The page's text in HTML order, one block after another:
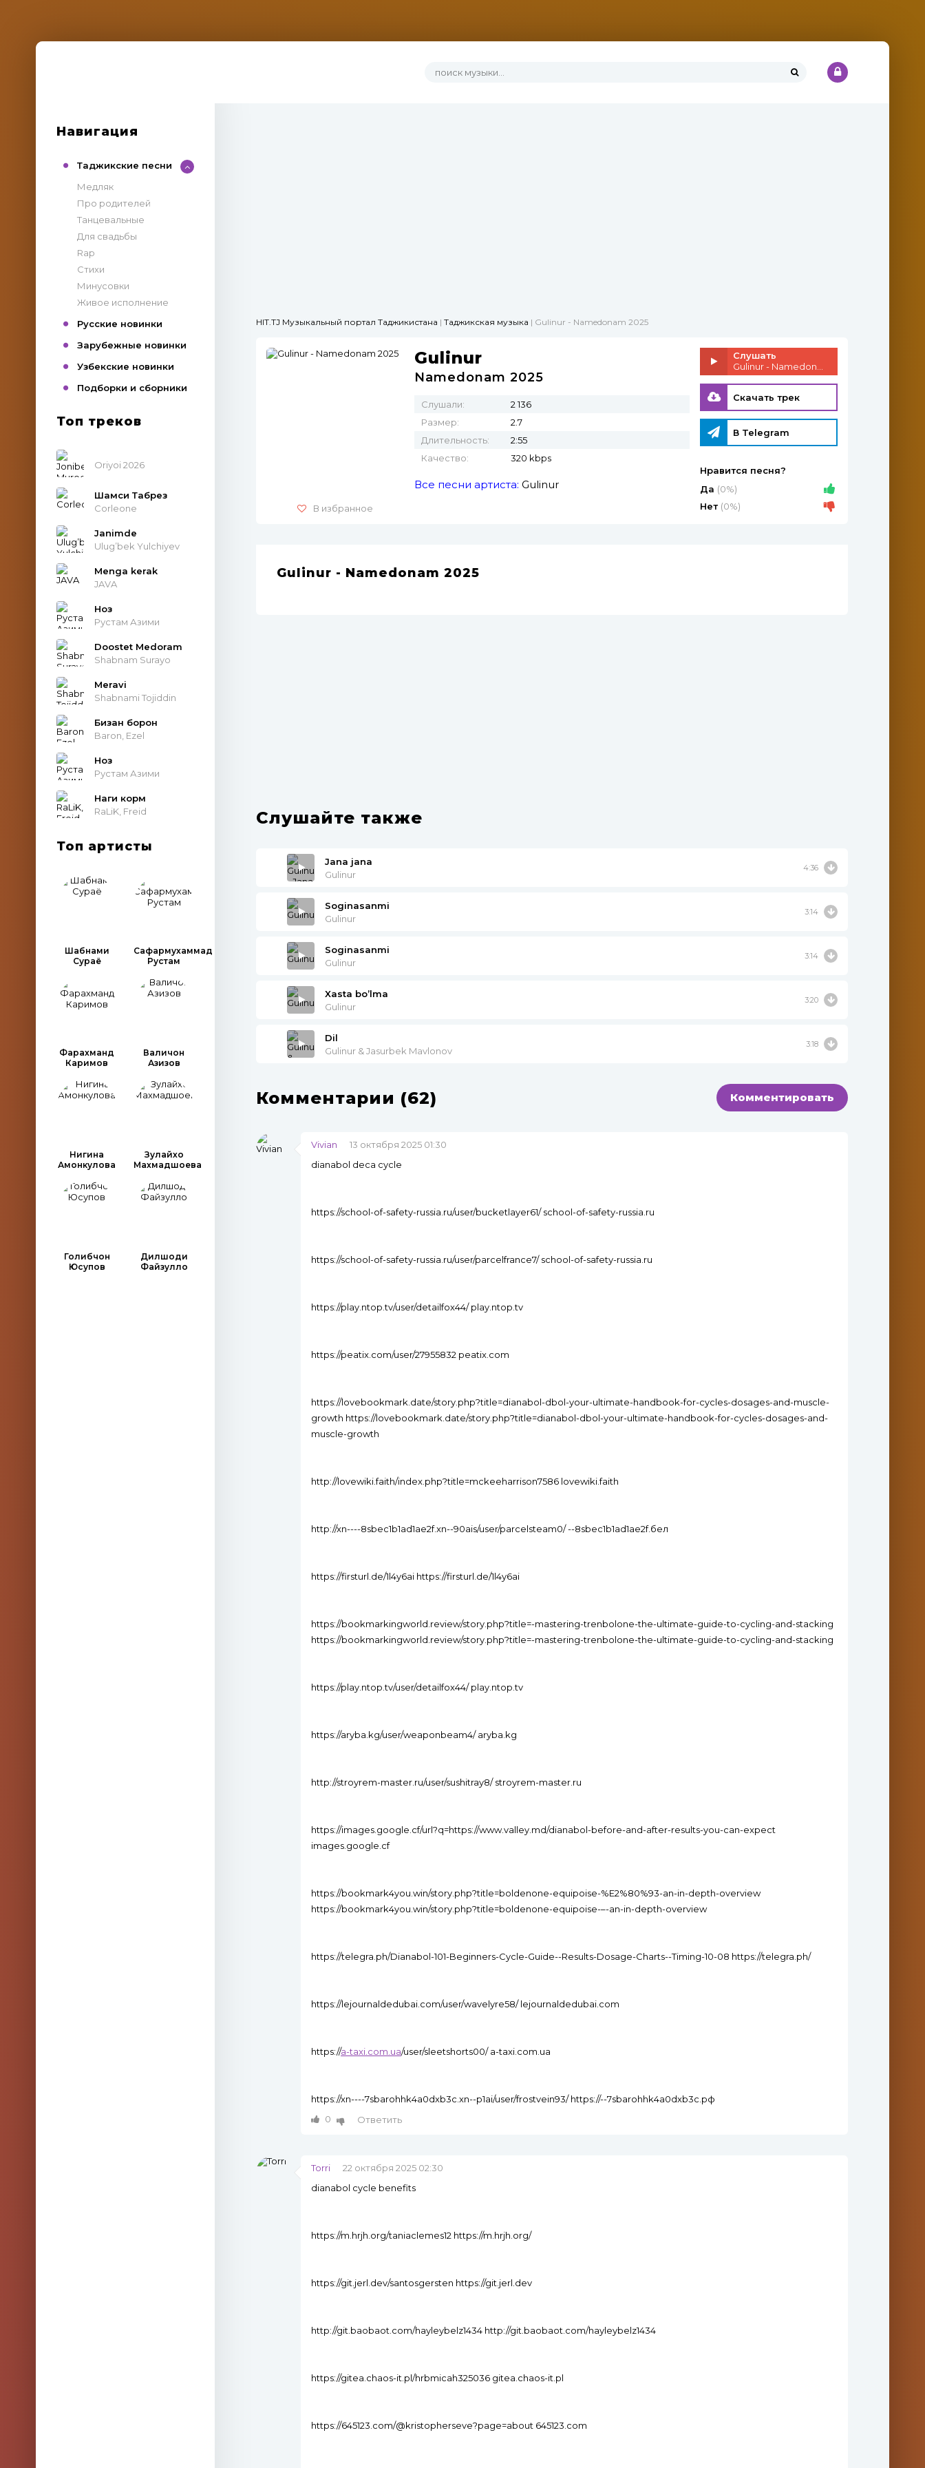
Навигация
Таджикские песни
Медляк
Про родителей
Танцевальные
Для свадьбы
Rap
Стихи
Минусовки
Живое исполнение
Русские новинки
Зарубежные новинки
Узбекские новинки
Подборки и сборники
Топ треков
Oriyoi 2026
Шамси Табрез
Corleone
Janimde
Ulug’bek Yulchiyev
Menga kerak
JAVA
Ноз
Рустам Азими
Doostet Medoram
Shabnam Surayo
Meravi
Shabnami Tojiddin
Бизан борон
Baron, Ezel
Ноз
Рустам Азими
Наги корм
RaLiK, Freid
Топ артисты
Шабнами
Сураё
Сафармухаммад
Рустам
Фарахманд
Каримов
Валичон
Азизов
Нигина
Амонкулова
Зулайхо
Махмадшоева
Голибчон
Юсупов
Дилшоди
Файзулло
HIT.TJ Музыкальный портал Таджикистана | Таджикская музыка | Gulinur - Namedonam 2025
В избранное
Gulinur
Namedonam 2025
Слушали:
2 136
Размер:
2.7
Длительность:
2:55
Качество:
320 kbps
Все песни артиста: Gulinur
Слушать
Скачать трек
В Telegram
Нравится песня?
Да (0%)
Нет (0%)
Gulinur - Namedonam 2025
Слушайте также
Jana jana
Gulinur
4:36
Soginasanmi
Gulinur
3:14
Soginasanmi
Gulinur
3:14
Xasta bo’lma
Gulinur
3:20
Dil
Gulinur & Jasurbek Mavlonov
3:18
Комментарии (62) Комментировать
Vivian
13 октября 2025 01:30
dianabol deca cycle
https://school-of-safety-russia.ru/user/bucketlayer61/ school-of-safety-russia.ru
https://school-of-safety-russia.ru/user/parcelfrance7/ school-of-safety-russia.ru
https://play.ntop.tv/user/detailfox44/ play.ntop.tv
https://peatix.com/user/27955832 peatix.com
https://lovebookmark.date/story.php?title=dianabol-dbol-your-ultimate-handbook-for-cycles-dosages-and-muscle-
growth https://lovebookmark.date/story.php?title=dianabol-dbol-your-ultimate-handbook-for-cycles-dosages-and-
muscle-growth
http://lovewiki.faith/index.php?title=mckeeharrison7586 lovewiki.faith
http://xn----8sbec1b1ad1ae2f.xn--90ais/user/parcelsteam0/ --8sbec1b1ad1ae2f.бел
https://firsturl.de/1l4y6ai https://firsturl.de/1l4y6ai
https://bookmarkingworld.review/story.php?title=-mastering-trenbolone-the-ultimate-guide-to-cycling-and-stacking
https://bookmarkingworld.review/story.php?title=-mastering-trenbolone-the-ultimate-guide-to-cycling-and-stacking
https://play.ntop.tv/user/detailfox44/ play.ntop.tv
https://aryba.kg/user/weaponbeam4/ aryba.kg
http://stroyrem-master.ru/user/sushitray8/ stroyrem-master.ru
https://images.google.cf/url?q=https://www.valley.md/dianabol-before-and-after-results-you-can-expect
images.google.cf
https://bookmark4you.win/story.php?title=boldenone-equipoise-%E2%80%93-an-in-depth-overview
https://bookmark4you.win/story.php?title=boldenone-equipoise-–-an-in-depth-overview
https://telegra.ph/Dianabol-101-Beginners-Cycle-Guide--Results-Dosage-Charts--Timing-10-08 https://telegra.ph/
https://lejournaldedubai.com/user/wavelyre58/ lejournaldedubai.com
https://a-taxi.com.ua/user/sleetshorts00/ a-taxi.com.ua
https://xn----7sbarohhk4a0dxb3c.xn--p1ai/user/frostvein93/ https://--7sbarohhk4a0dxb3c.рф
0
Ответить
Torri
22 октября 2025 02:30
dianabol cycle benefits
https://m.hrjh.org/taniaclemes12 https://m.hrjh.org/
https://git.jerl.dev/santosgersten https://git.jerl.dev
http://git.baobaot.com/hayleybelz1434 http://git.baobaot.com/hayleybelz1434
https://gitea.chaos-it.pl/hrbmicah325036 gitea.chaos-it.pl
https://645123.com/@kristopherseve?page=about 645123.com